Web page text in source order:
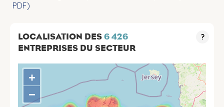
PDF)
LOCALISATION DES6 426
ENTREPRISES DU SECTEUR
?
+
−